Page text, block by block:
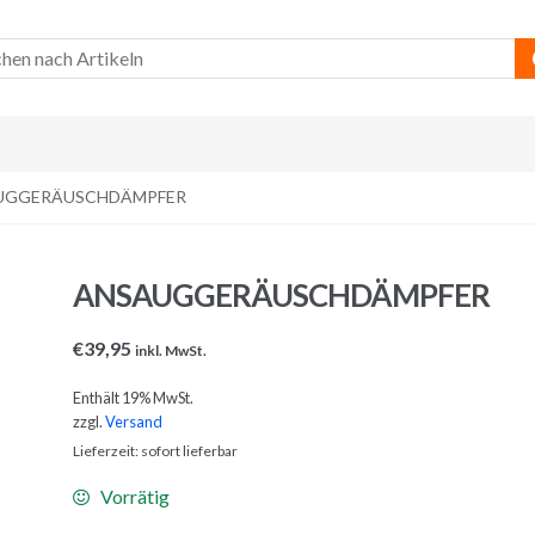
ANSAUGGERÄUSCHDÄMPFER
€39,95 inkl. MwSt.
Enthält 19% MwSt.
zzgl.Versand
Lieferzeit: sofort lieferbar
Vorrätig